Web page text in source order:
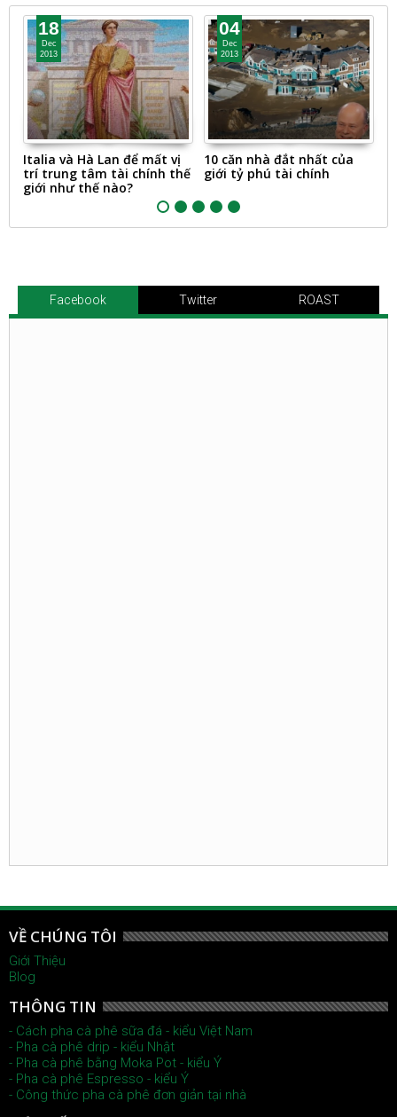
18
Dec
2013
Italia và Hà Lan để mất vị
trí trung tâm tài chính thế
giới như thế nào?
04
Dec
2013
10 căn nhà đắt nhất của
giới tỷ phú tài chính
Facebook Twitter ROAST
VỀ CHÚNG TÔI
Giới Thiệu
Blog
THÔNG TIN
- Cách pha cà phê sữa đá - kiểu Việt Nam
- Pha cà phê drip - kiểu Nhật
- Pha cà phê bằng Moka Pot - kiểu Ý
- Pha cà phê Espresso - kiểu Ý
- Công thức pha cà phê đơn giản tại nhà